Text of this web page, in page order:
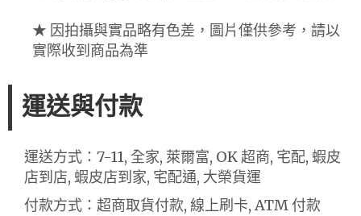
★ 因拍攝與實品略有色差，圖片僅供參考，請以
實際收到商品為準
運送與付款
運送方式：7-11, 全家, 萊爾富, OK 超商, 宅配, 蝦皮
店到店, 蝦皮店到家, 宅配通, 大榮貨運
付款方式：超商取貨付款, 線上刷卡, ATM 付款